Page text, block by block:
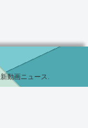
動画ニュース.